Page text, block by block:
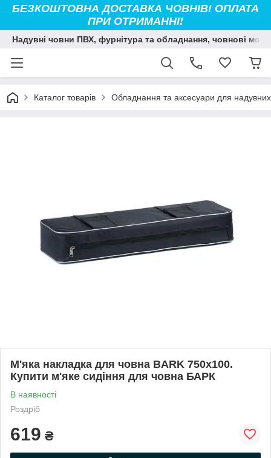
БЕЗКОШТОВНА ДОСТАВКА ЧОВНІВ! ОПЛАТА
ПРИ ОТРИМАННІ!
Надувні човни ПВХ, фурнітура та обладнання, човнові
Каталог товарів Обладнання та аксесуари для надувних
М'яка накладка для човна BARK 750x100.
Купити м'яке сидіння для човна БАРК
В наявності
Роздріб
619 ₴